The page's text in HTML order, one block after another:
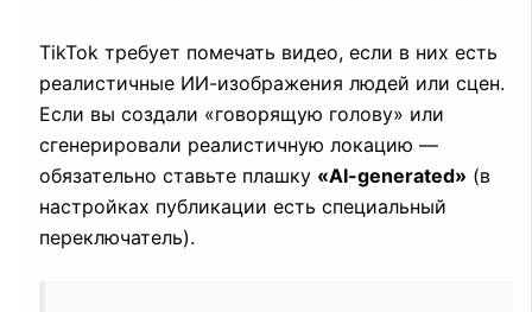
TikTok требует помечать видео, если в них есть
реалистичные ИИ-изображения людей или сцен.
Если вы создали «говорящую голову» или
сгенерировали реалистичную локацию —
обязательно ставьте плашку «AI-generated» (в
настройках публикации есть специальный
переключатель).